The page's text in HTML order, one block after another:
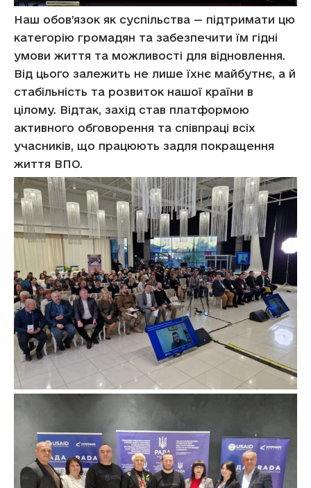
Наш обов’язок як суспільства — підтримати цю
категорію громадян та забезпечити їм гідні
умови життя та можливості для відновлення.
Від цього залежить не лише їхнє майбутнє, а й
стабільність та розвиток нашої країни в
цілому. Відтак, захід став платформою
активного обговорення та співпраці всіх
учасників, що працюють задля покращення
життя ВПО.